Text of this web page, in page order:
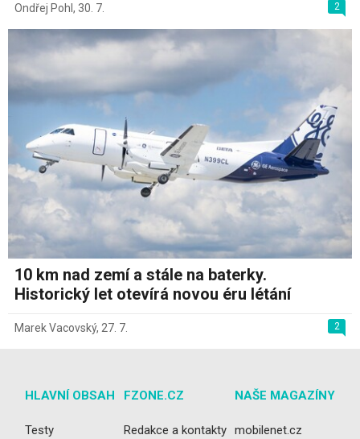
2
Ondřej Pohl , 30. 7.
10 km nad zemí a stále na baterky.
Historický let otevírá novou éru létání
2
Marek Vacovský, 27. 7.
HLAVNÍ OBSAH
Testy
FZONE.CZ
Redakce a kontakty
NAŠE MAGAZÍNY
mobilenet.cz